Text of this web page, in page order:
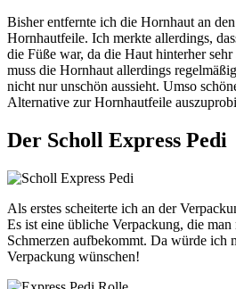
Bisher entfernte ich die Hornhaut an
Hornhautfeile. Ich merkte allerdings,
die Füße war, da die Haut hinterher
muss die Hornhaut allerdings
nicht nur unschön aussieht. Umso
Alternative zur Hornhautfeile
Der Scholl Express Pedi
Als erstes scheiterte ich an der
Es ist eine übliche Verpackung, die
Schmerzen aufbekommt. Da würde ich
Verpackung wünschen!